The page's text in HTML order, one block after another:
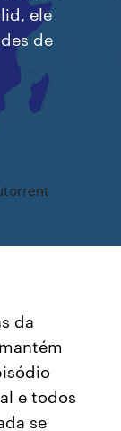
ele
de
da
e todos
se